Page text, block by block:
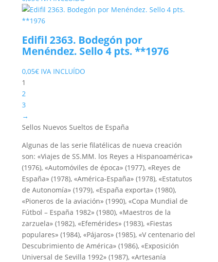
Edifil 2363. Bodegón por
Menéndez. Sello 4 pts. **1976
0,05€ IVA INCLUÍDO
1
2
3
→
Sellos Nuevos Sueltos de España
Algunas de las serie filatélicas de nueva creación
son: «Viajes de SS.MM. los Reyes a Hispanoamérica»
(1976), «Automóviles de época» (1977), «Reyes de
España» (1978), «América-España» (1978), «Estatutos
de Autonomía» (1979), «España exporta» (1980),
«Pioneros de la aviación» (1990), «Copa Mundial de
Fútbol – España 1982» (1980), «Maestros de la
zarzuela» (1982), «Efemérides» (1983), «Fiestas
populares» (1984), «Pájaros» (1985), «V centenario del
Descubrimiento de América» (1986), «Exposición
Universal de Sevilla 1992» (1987), «Artesanía